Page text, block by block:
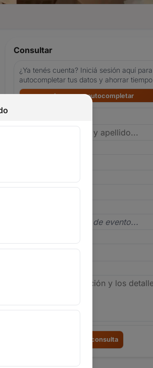
Consultar
¿Ya tenés cuenta? Iniciá sesión aquí para
autocompletar tus datos y ahorrar tiempo.
Ingresar y autocompletar
Enviar consulta